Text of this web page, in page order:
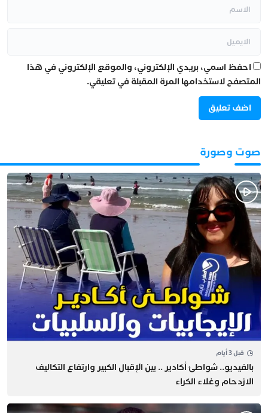
احفظ اسمي، بريدي الإلكتروني، والموقع الإلكتروني في هذا
المتصفح لاستخدامها المرة المقبلة في تعليقي.
صوت وصورة
قبل 3 أيام
بالفيديو.. شواطئ أكادير .. بين الإقبال الكبير وارتفاع التكاليف
الازدحام وغلاء الكراء